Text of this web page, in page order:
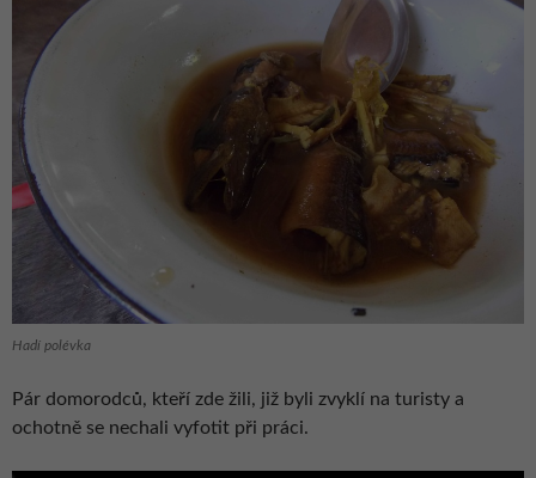
Hadí polévka
Pár domorodců, kteří zde žili, již byli zvyklí na turisty a
ochotně se nechali vyfotit při práci.